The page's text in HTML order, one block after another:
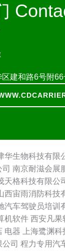
建和路6号附
华生物科技有限
南京耐滋会展
天格科技有限公
西宙雨消防科技
汽车驾驶员培训
机软件 西安凡果
电器 上海鹭渊
司 程力专用汽